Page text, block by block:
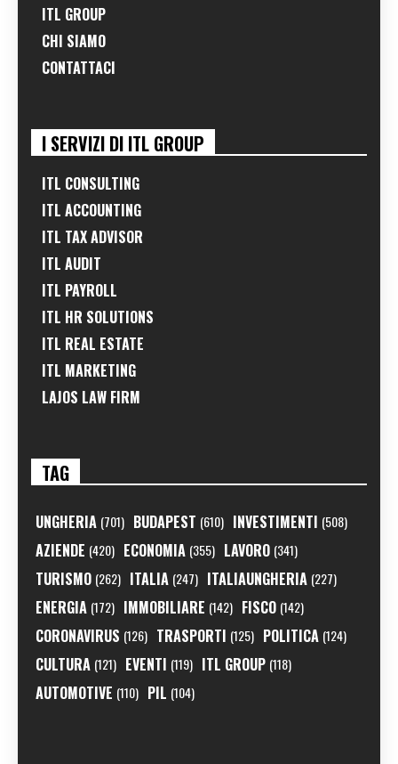
ITL GROUP
CHI SIAMO
CONTATTACI
I SERVIZI DI ITL GROUP
ITL CONSULTING
ITL ACCOUNTING
ITL TAX ADVISOR
ITL AUDIT
ITL PAYROLL
ITL HR SOLUTIONS
ITL REAL ESTATE
ITL MARKETING
LAJOS LAW FIRM
TAG
UNGHERIA (701) BUDAPEST (610) INVESTIMENTI (508)
AZIENDE (420) ECONOMIA (355) LAVORO (341)
TURISMO (262) ITALIA (247) ITALIAUNGHERIA (227)
ENERGIA (172) IMMOBILIARE (142) FISCO (142)
CORONAVIRUS (126) TRASPORTI (125) POLITICA (124)
CULTURA (121) EVENTI (119) ITL GROUP (118)
AUTOMOTIVE (110) PIL (104)